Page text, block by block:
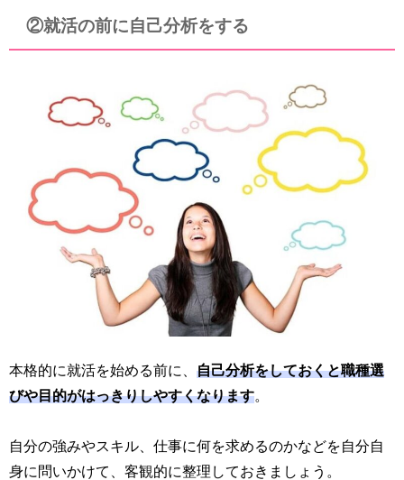
②就活の前に自己分析をする
本格的に就活を始める前に、 自己分析をしておくと職種選
びや目的がはっきりしやすくなります。
自分の強みやスキル、仕事に何を求めるのかなどを自分自
身に問いかけて、客観的に整理しておきましょう。